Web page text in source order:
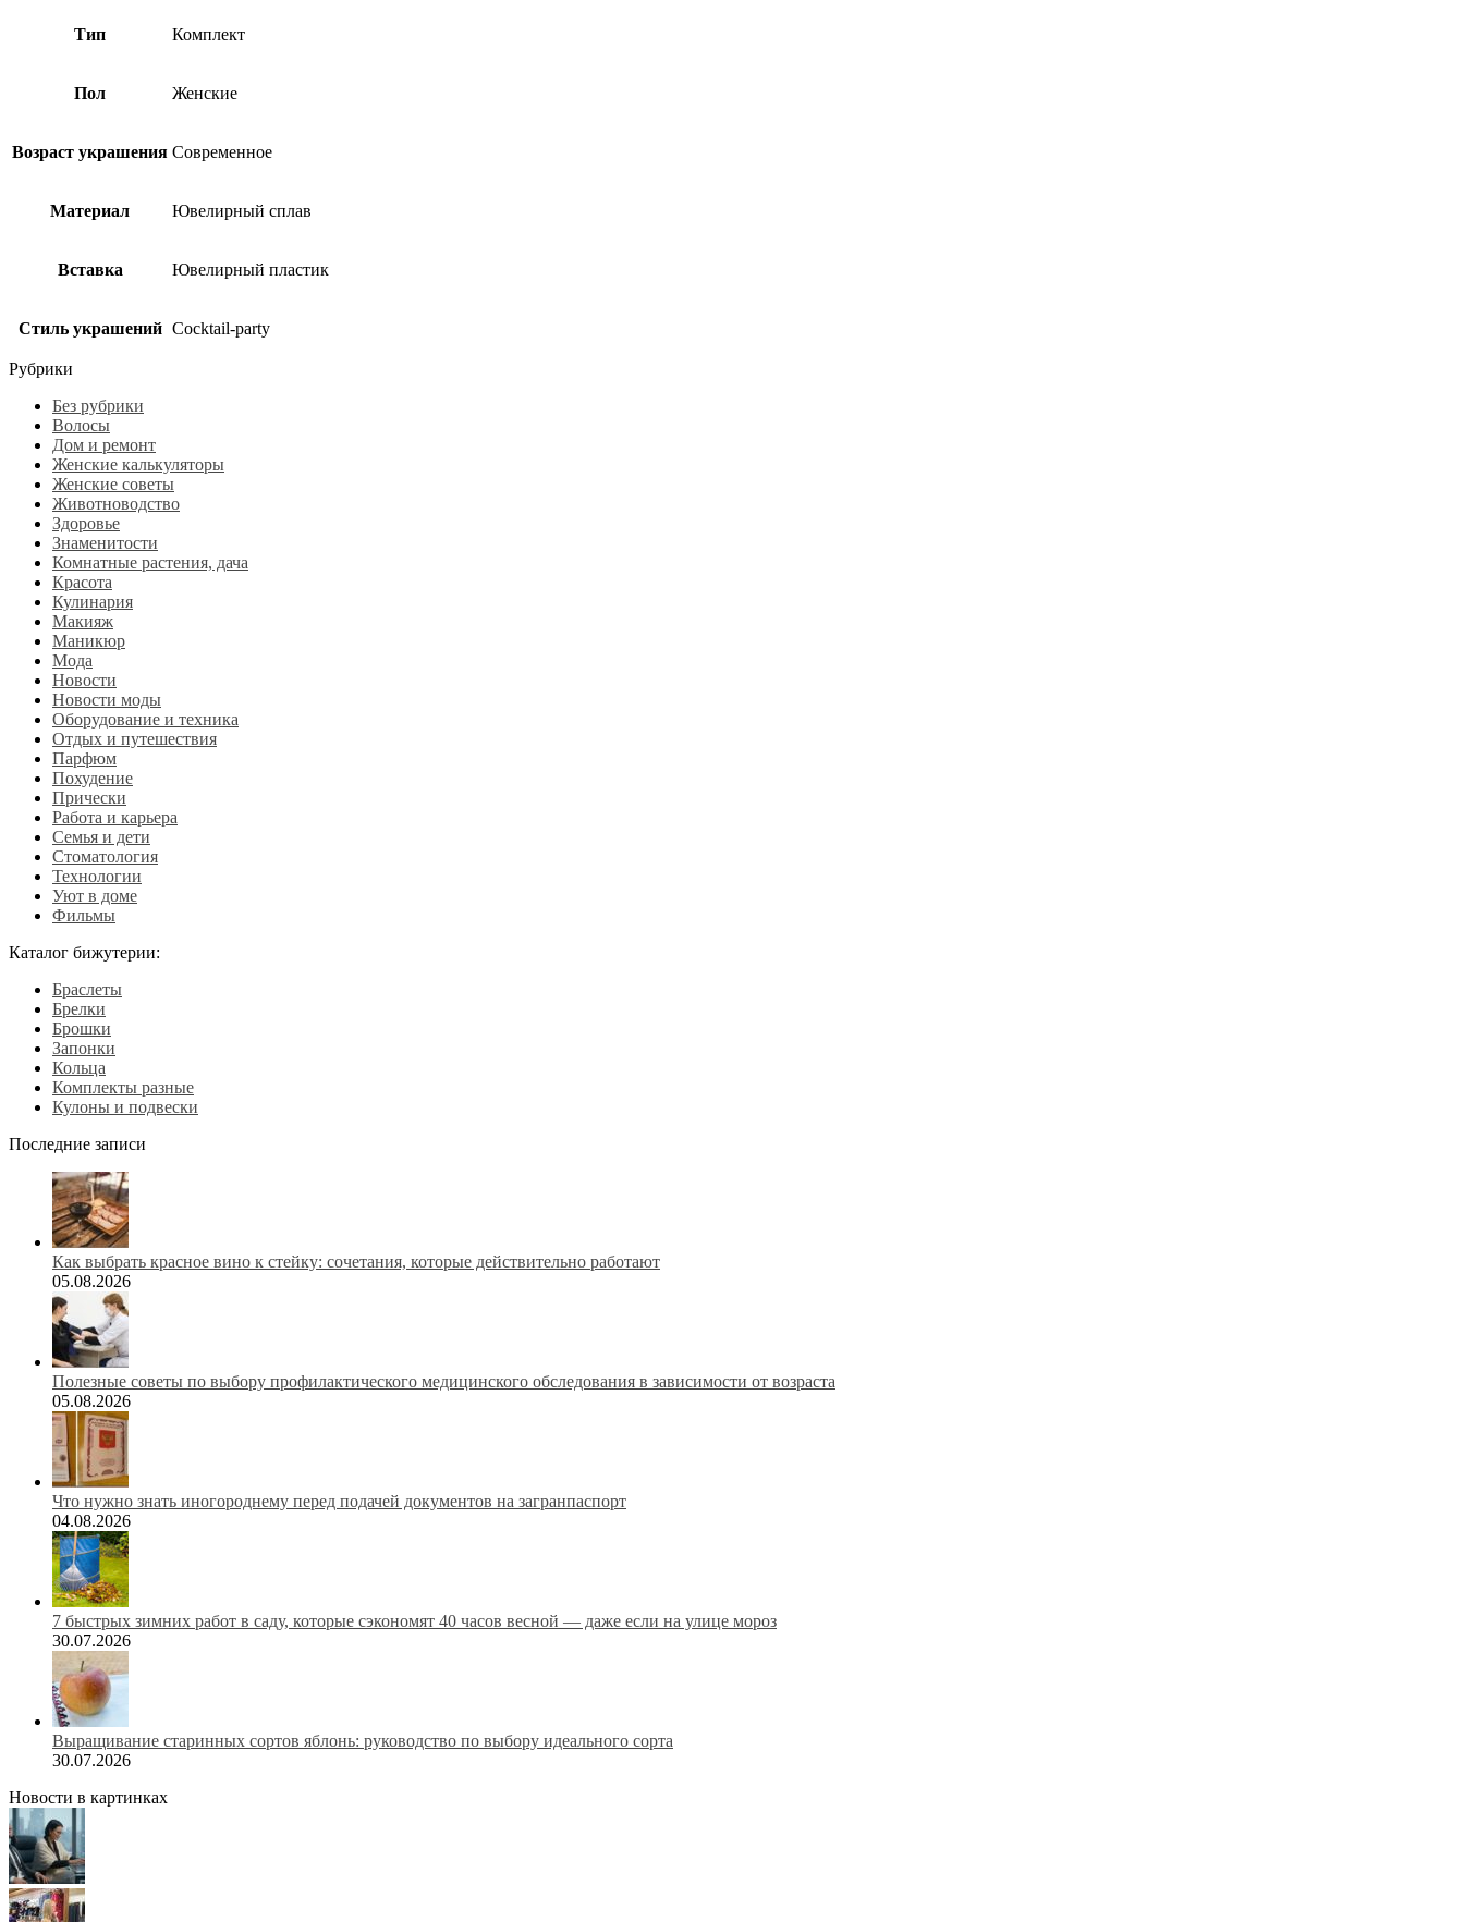
Тип Комплект
Пол Женские
Возраст украшения Современное
Материал Ювелирный сплав
Вставка Ювелирный пластик
Стиль украшений Cocktail-party
Рубрики
Без рубрики
Волосы
Дом и ремонт
Женские калькуляторы
Женские советы
Животноводство
Здоровье
Знаменитости
Комнатные растения, дача
Красота
Кулинария
Макияж
Маникюр
Мода
Новости
Новости моды
Оборудование и техника
Отдых и путешествия
Парфюм
Похудение
Прически
Работа и карьера
Семья и дети
Стоматология
Технологии
Уют в доме
Фильмы
Каталог бижутерии:
Браслеты
Брелки
Брошки
Запонки
Кольца
Комплекты разные
Кулоны и подвески
Последние записи
Как выбрать красное вино к стейку: сочетания, которые действительно работают
05.08.2026
Полезные советы по выбору профилактического медицинского обследования в зависимости от возраста
05.08.2026
Что нужно знать иногороднему перед подачей документов на загранпаспорт
04.08.2026
7 быстрых зимних работ в саду, которые сэкономят 40 часов весной — даже если на улице мороз
30.07.2026
Выращивание старинных сортов яблонь: руководство по выбору идеального сорта
30.07.2026
Новости в картинках